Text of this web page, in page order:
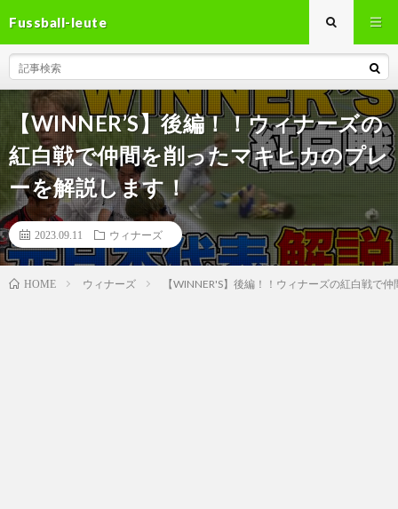
Fussball-leute
【WINNER’S】後編！！ウィナーズの
紅白戦で仲間を削ったマキヒカのプレ
ーを解説します！
2023.09.11 ウィナーズ
HOME ウィナーズ 【WINNER'S】後編！！ウィナーズの紅白戦で